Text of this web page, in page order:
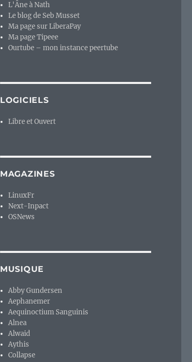
L'Âne à Nath
Le blog de Seb Musset
Ma page sur LiberaPay
Ma page Tipeee
Ourtube – mon instance peertube
LOGICIELS
Libre et Ouvert
MAGAZINES
LinuxFr
Next-Inpact
OSNews
MUSIQUE
Abby Gundersen
Aephanemer
Aequinoctium Sanguinis
Alnea
Alwaid
Aythis
Collapse